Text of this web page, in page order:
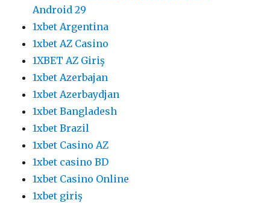
Android 29
1xbet Argentina
1xbet AZ Casino
1XBET AZ Giriş
1xbet Azerbajan
1xbet Azerbaydjan
1xbet Bangladesh
1xbet Brazil
1xbet Casino AZ
1xbet casino BD
1xbet Casino Online
1xbet giriş